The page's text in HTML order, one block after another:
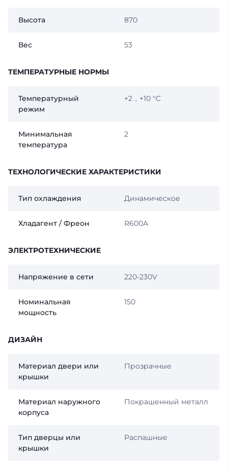
Высота 870
Вес 53
ТЕМПЕРАТУРНЫЕ НОРМЫ
Температурный
режим
+2 .. +10 °C
Минимальная
температура
2
ТЕХНОЛОГИЧЕСКИЕ ХАРАКТЕРИСТИКИ
Тип охлаждения Динамическое
Хладагент / Фреон R600A
ЭЛЕКТРОТЕХНИЧЕСКИЕ
Напряжение в сети 220-230V
Номинальная
мощность
150
ДИЗАЙН
Материал двери или
крышки
Прозрачные
Материал наружного
корпуса
Покрашенный металл
Тип дверцы или
крышки
Распашные